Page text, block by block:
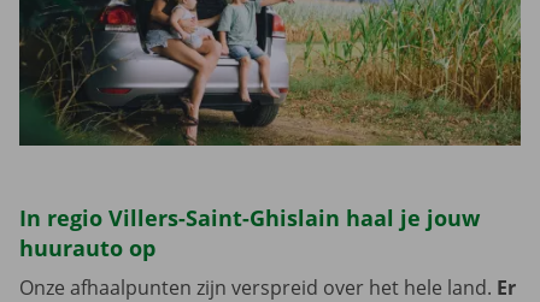
In regio Villers-Saint-Ghislain haal je jouw
huurauto op
Onze afhaalpunten zijn verspreid over het hele land. Er